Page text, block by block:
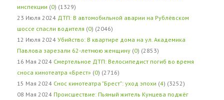
инспекции (0) (1329)
23 Июля 2024 ДТП: В автомобильной аварии на Рублёвском
шоссе спасли водителя (0) (2046)
12 Июля 2024 Убийство: В квартире дома на ул. Академика
Павлова зарезали 62-летнюю женщину (0) (2853)
16 Мая 2024 Смертельное ДТП: Велосипедист погиб во время
сноса кинотеатра «Брест» (0) (2716)
15 Мая 2024 Снос кинотеатра "Брест": уход эпохи (4) (3252)
08 Мая 2024 Происшествие: Пьяный житель Кунцева поджёг